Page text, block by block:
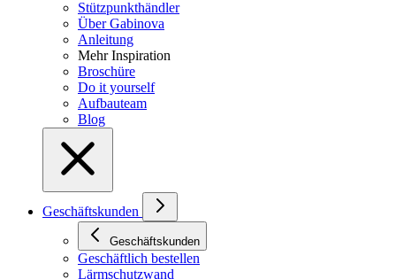
Stützpunkthändler
Über Gabinova
Anleitung
Mehr Inspiration
Broschüre
Do it yourself
Aufbauteam
Blog
Geschäftskunden
Geschäftskunden
Geschäftlich bestellen
Lärmschutzwand